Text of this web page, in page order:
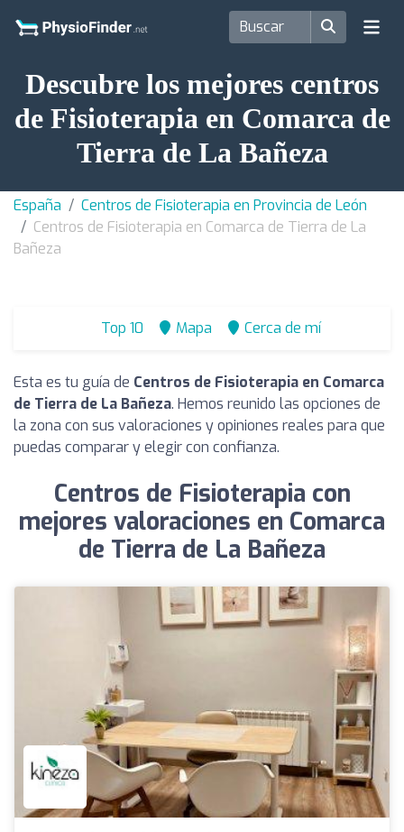
Descubre los mejores centros
de Fisioterapia en Comarca de
Tierra de La Bañeza
España
Centros de Fisioterapia en Provincia de León
Centros de Fisioterapia en Comarca de Tierra de La
Bañeza
Top 10 Mapa Cerca de mí
Esta es tu guía de Centros de Fisioterapia en Comarca
de Tierra de La Bañeza. Hemos reunido las opciones de
la zona con sus valoraciones y opiniones reales para que
puedas comparar y elegir con confianza.
Centros de Fisioterapia con
mejores valoraciones en Comarca
de Tierra de La Bañeza